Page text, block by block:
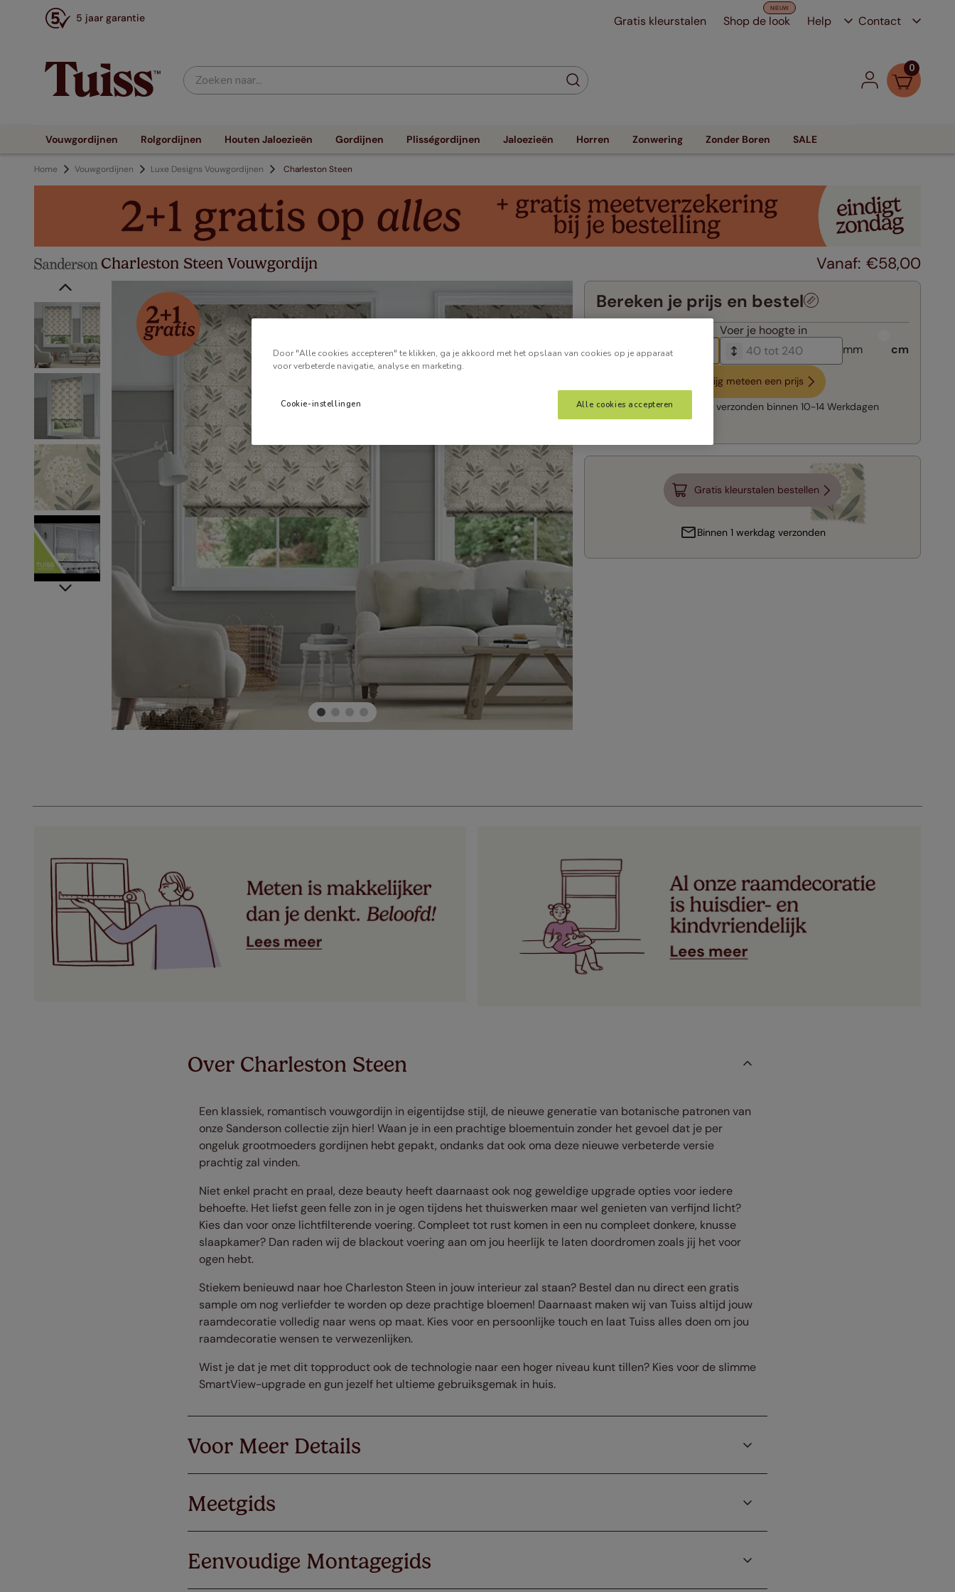
5 jaar garantie Gratis kleurstalen Shop de look Help Contact
Zoeken naar... 0
Vouwgordijnen Rolgordijnen Houten Jaloezieën Gordijnen Plisségordijnen Jaloezieën Horren Zonwering Zonder Boren SALE
Home Vouwgordijnen Luxe Designs Vouwgordijnen Charleston Steen
Charleston Steen Vouwgordijn €58,00
Bereken je prijs en bestel
Voer je hoogte in
mm
cm
Krijg meteen een prijs
Snelle levering:
verzonden binnen 10-14 Werkdagen
Gratis kleurstalen bestellen
Binnen 1 werkdag verzonden
Over Charleston Steen
Een klassiek, romantisch vouwgordijn in eigentijdse stijl, de nieuwe generatie van botanische patronen van
onze Sanderson collectie zijn hier! Waan je in een prachtige bloementuin zonder het gevoel dat je per
ongeluk grootmoeders gordijnen hebt gepakt, ondanks dat ook oma deze nieuwe verbeterde versie
prachtig zal vinden.
Niet enkel pracht en praal, deze beauty heeft daarnaast ook nog geweldige upgrade opties voor iedere
behoefte. Het liefst geen felle zon in je ogen tijdens het thuiswerken maar wel genieten van verfijnd licht?
Kies dan voor onze lichtfilterende voering. Compleet tot rust komen in een nu compleet donkere, knusse
slaapkamer? Dan raden wij de blackout voering aan om jou heerlijk te laten doordromen zoals jij het voor
ogen hebt.
Stiekem benieuwd naar hoe Charleston Steen in jouw interieur zal staan? Bestel dan nu direct een gratis
sample om nog verliefder te worden op deze prachtige bloemen! Daarnaast maken wij van Tuiss altijd jouw
raamdecoratie volledig naar wens op maat. Kies voor en persoonlijke touch en laat Tuiss alles doen om jou
raamdecoratie wensen te verwezenlijken.
Wist je dat je met dit topproduct ook de technologie naar een hoger niveau kunt tillen? Kies voor de slimme
SmartView-upgrade en gun jezelf het ultieme gebruiksgemak in huis.
Voor Meer Details
Meetgids
Eenvoudige Montagegids
Door "Alle cookies accepteren" te klikken, ga je akkoord met het opslaan van cookies op je apparaat
voor verbeterde navigatie, analyse en marketing.
Cookie-instellingen Alle cookies accepteren